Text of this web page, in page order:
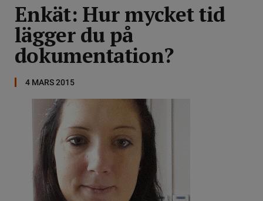
Enkät: Hur mycket tid
lägger du på
dokumentation?
4 MARS 2015